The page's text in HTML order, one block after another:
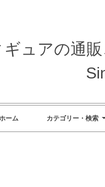
ギュアの通
ーム カテゴリー・検索